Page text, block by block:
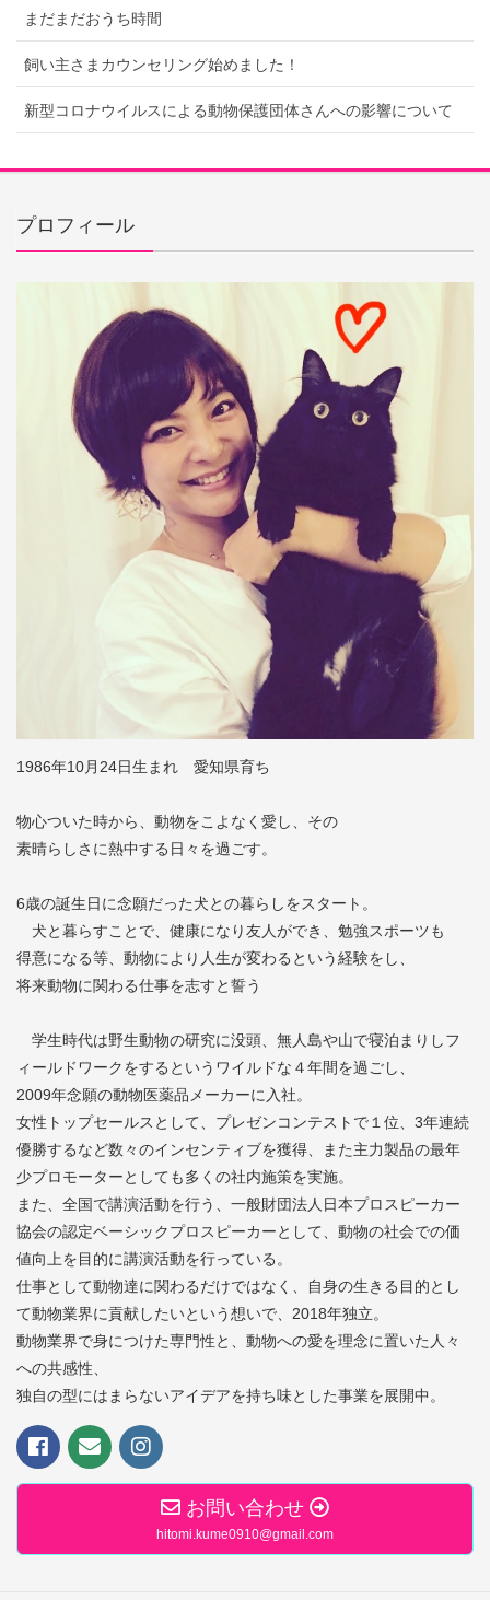
まだまだおうち時間
飼い主さまカウンセリング始めました！
新型コロナウイルスによる動物保護団体さんへの影響について
プロフィール
1986年10月24日生まれ 愛知県育ち
物心ついた時から、動物をこよなく愛し、その
素晴らしさに熱中する日々を過ごす。
6歳の誕生日に念願だった犬との暮らしをスタート。
犬と暮らすことで、健康になり友人ができ、勉強スポーツも
得意になる等、動物により人生が変わるという経験をし、
将来動物に関わる仕事を志すと誓う
学生時代は野生動物の研究に没頭、無人島や山で寝泊まりしフ
ィールドワークをするというワイルドな４年間を過ごし、
2009年念願の動物医薬品メーカーに入社。
女性トップセールスとして、プレゼンコンテストで１位、3年連続
優勝するなど数々のインセンティブを獲得、また主力製品の最年
少プロモーターとしても多くの社内施策を実施。
また、全国で講演活動を行う、一般財団法人日本プロスピーカー
協会の認定ベーシックプロスピーカーとして、動物の社会での価
値向上を目的に講演活動を行っている。
仕事として動物達に関わるだけではなく、自身の生きる目的とし
て動物業界に貢献したいという想いで、2018年独立。
動物業界で身につけた専門性と、動物への愛を理念に置いた人々
への共感性、
独自の型にはまらないアイデアを持ち味とした事業を展開中。
お問い合わせ
hitomi.kume0910@gmail.com